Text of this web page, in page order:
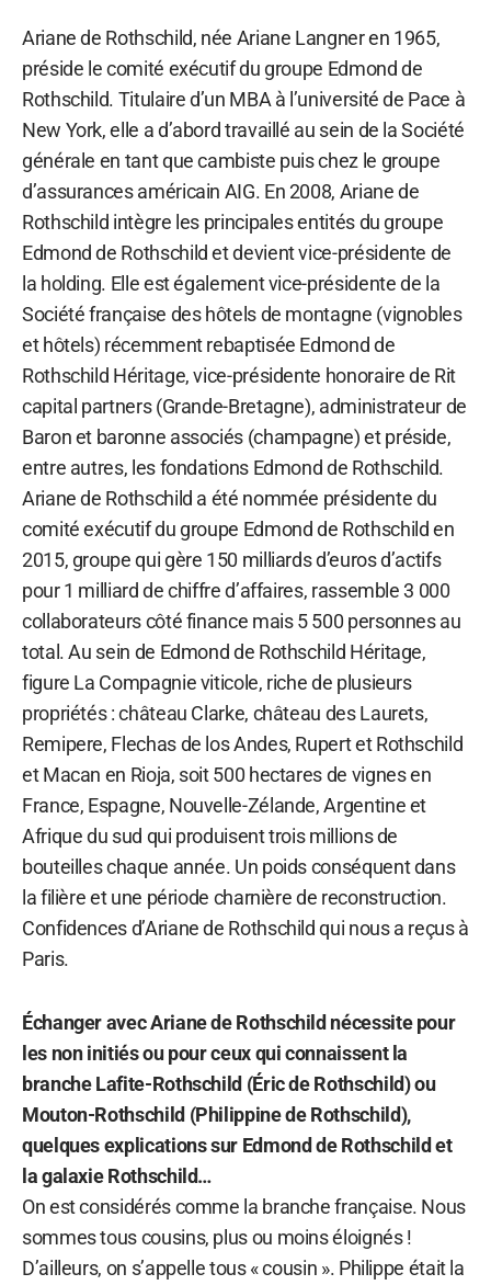
Ariane de Rothschild, née Ariane Langner en 1965,
préside le comité exécutif du groupe Edmond de
Rothschild. Titulaire d’un MBA à l’université de Pace à
New York, elle a d’abord travaillé au sein de la Société
générale en tant que cambiste puis chez le groupe
d’assurances américain AIG. En 2008, Ariane de
Rothschild intègre les principales entités du groupe
Edmond de Rothschild et devient vice-présidente de
la holding. Elle est également vice-présidente de la
Société française des hôtels de montagne (vignobles
et hôtels) récemment rebaptisée Edmond de
Rothschild Héritage, vice-présidente honoraire de Rit
capital partners (Grande-Bretagne), administrateur de
Baron et baronne associés (champagne) et préside,
entre autres, les fondations Edmond de Rothschild.
Ariane de Rothschild a été nommée présidente du
comité exécutif du groupe Edmond de Rothschild en
2015, groupe qui gère 150 milliards d’euros d’actifs
pour 1 milliard de chiffre d’affaires, rassemble 3 000
collaborateurs côté finance mais 5 500 personnes au
total. Au sein de Edmond de Rothschild Héritage,
figure La Compagnie viticole, riche de plusieurs
propriétés : château Clarke, château des Laurets,
Remipere, Flechas de los Andes, Rupert et Rothschild
et Macan en Rioja, soit 500 hectares de vignes en
France, Espagne, Nouvelle-Zélande, Argentine et
Afrique du sud qui produisent trois millions de
bouteilles chaque année. Un poids conséquent dans
la filière et une période charnière de reconstruction.
Confidences d’Ariane de Rothschild qui nous a reçus à
Paris.
Échanger avec Ariane de Rothschild nécessite pour
les non initiés ou pour ceux qui connaissent la
branche Lafite-Rothschild (Éric de Rothschild) ou
Mouton-Rothschild (Philippine de Rothschild),
quelques explications sur Edmond de Rothschild et
la galaxie Rothschild…
On est considérés comme la branche française. Nous
sommes tous cousins, plus ou moins éloignés !
D’ailleurs, on s’appelle tous « cousin ». Philippe était la